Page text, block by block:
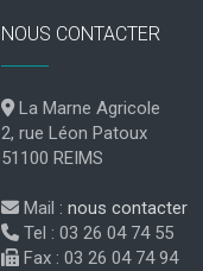
NOUS CONTACTER
La Marne Agricole
2, rue Léon Patoux
51100 REIMS
Mail : nous contacter
Tel : 03 26 04 74 55
Fax : 03 26 04 74 94